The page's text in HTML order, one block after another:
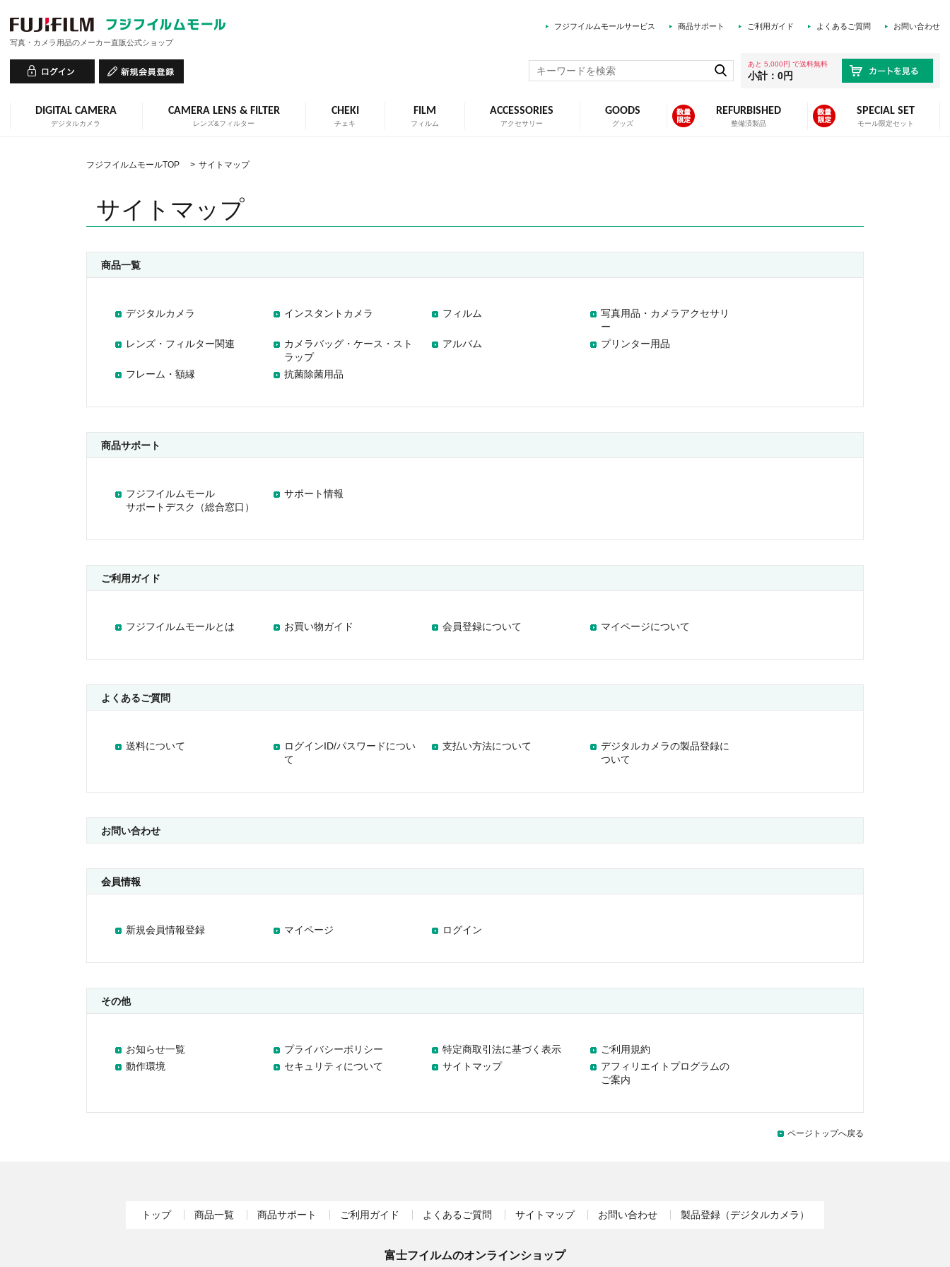
写真・カメラ用品のメーカー直販公式ショップ
フジフイルムモールサービス 商品サポート ご利用ガイド よくあるご質問 お問い合わせ
あと 5,000円 で送料無料
小計：0円
DIGITAL CAMERA
デジタルカメラ
CAMERA LENS & FILTER
レンズ&フィルター
CHEKI
チェキ
FILM
フィルム
ACCESSORIES
アクセサリー
GOODS
グッズ
REFURBISHED
整備済製品
SPECIAL SET
モール限定セット
フジフイルムモールTOP > サイトマップ
サイトマップ
商品一覧
デジタルカメラ インスタントカメラ フィルム
写真用品・カメラアクセサリ
ー
レンズ・フィルター関連
カメラバッグ・ケース・スト
ラップ
アルバム プリンター用品
フレーム・額縁 抗菌除菌用品
商品サポート
フジフイルムモール
サポートデスク（総合窓口）
サポート情報
ご利用ガイド
フジフイルムモールとは お買い物ガイド 会員登録について マイページについて
よくあるご質問
送料について
ログインID/パスワードについ
て
支払い方法について
デジタルカメラの製品登録に
ついて
お問い合わせ
会員情報
新規会員情報登録 マイページ ログイン
その他
お知らせ一覧 プライバシーポリシー 特定商取引法に基づく表示
ご利用規約
動作環境
セキュリティについて サイトマップ
アフィリエイトプログラムの
ご案内
ページトップへ戻る
トップ 商品一覧 商品サポート ご利用ガイド よくあるご質問 サイトマップ お問い合わせ 製品登録（デジタルカメラ）
富士フイルムのオンラインショップ